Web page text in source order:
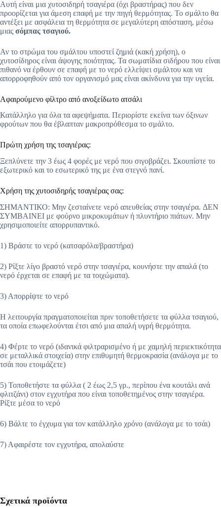
Αυτή είναι μια χυτοσιδηρή τσαγιέρα (όχι βραστήρας) που δεν
προορίζεται για άμεση επαφή με την πηγή θερμότητας. Το σμάλτο θα
αντέξει με ασφάλεια τη θερμότητα σε μεγαλύτερη απόσταση, μέσω
μιας σόμπας τσαγιού.
Αν το στρώμα του σμάλτου υποστεί ζημιά (κακή χρήση), ο
χυτοσίδηρος είναι άψογης ποιότητας. Τα σωματίδια σιδήρου που είναι
πιθανό να έρθουν σε επαφή με το νερό ελλείψει σμάλτου και να
απορροφηθούν από τον οργανισμό μας είναι ακίνδυνα για την υγεία.
Αφαιρούμενο φίλτρο από ανοξείδωτο ατσάλι
Κατάλληλο για όλα τα αφεψήματα. Περιορίστε εκείνα των όξινων
φρούτων που θα έβλαπταν μακροπρόθεσμα το σμάλτο.
Πρώτη χρήση της τσαγιέρας:
Ξεπλύνετε την 3 έως 4 φορές με νερό που σιγοβράζει. Σκουπίστε το
εξωτερικό και το εσωτερικό της με ένα στεγνό πανί.
Χρήση της χυτοσιδηρής τσαγιέρας σας:
ΣΗΜΑΝΤΙΚΟ: Μην ζεσταίνετε νερό απευθείας στην τσαγιέρα. ΔΕΝ
ΣΥΜΒΑΙΝΕΙ με φούρνο μικροκυμάτων ή πλυντήριο πιάτων. Μην
χρησιμοποιείτε απορρυπαντικό.
1) Βράστε το νερό (κατσαρόλα/βραστήρα)
2) Ρίξτε λίγο βραστό νερό στην τσαγιέρα, κουνήστε την απαλά (το
νερό έρχεται σε επαφή με τα τοιχώματα).
3) Απορρίψτε το νερό
Η λειτουργία πραγματοποιείται πριν τοποθετήσετε τα φύλλα τσαγιού,
τα οποία επωφελούνται έτσι από μια απαλή υγρή θερμότητα.
4) Φέρτε το νερό (ιδανικά φιλτραρισμένο ή με χαμηλή περιεκτικότητα
σε μεταλλικά στοιχεία) στην επιθυμητή θερμοκρασία (ανάλογα με το
τσάι που ετοιμάζετε)
5) Τοποθετήστε τα φύλλα ( 2 έως 2,5 γρ., περίπου ένα κουτάλι ανά
φλιτζάνι) στον εγχυτήρα που είναι τοποθετημένος στην τσαγιέρα.
Ρίξτε μέσα το νερό
6) Βάλτε το έγχυμα για τον κατάλληλο χρόνο (ανάλογα με το τσάι)
7) Αφαιρέστε τον εγχυτήρα, απολαύστε
Σχετικά προϊόντα